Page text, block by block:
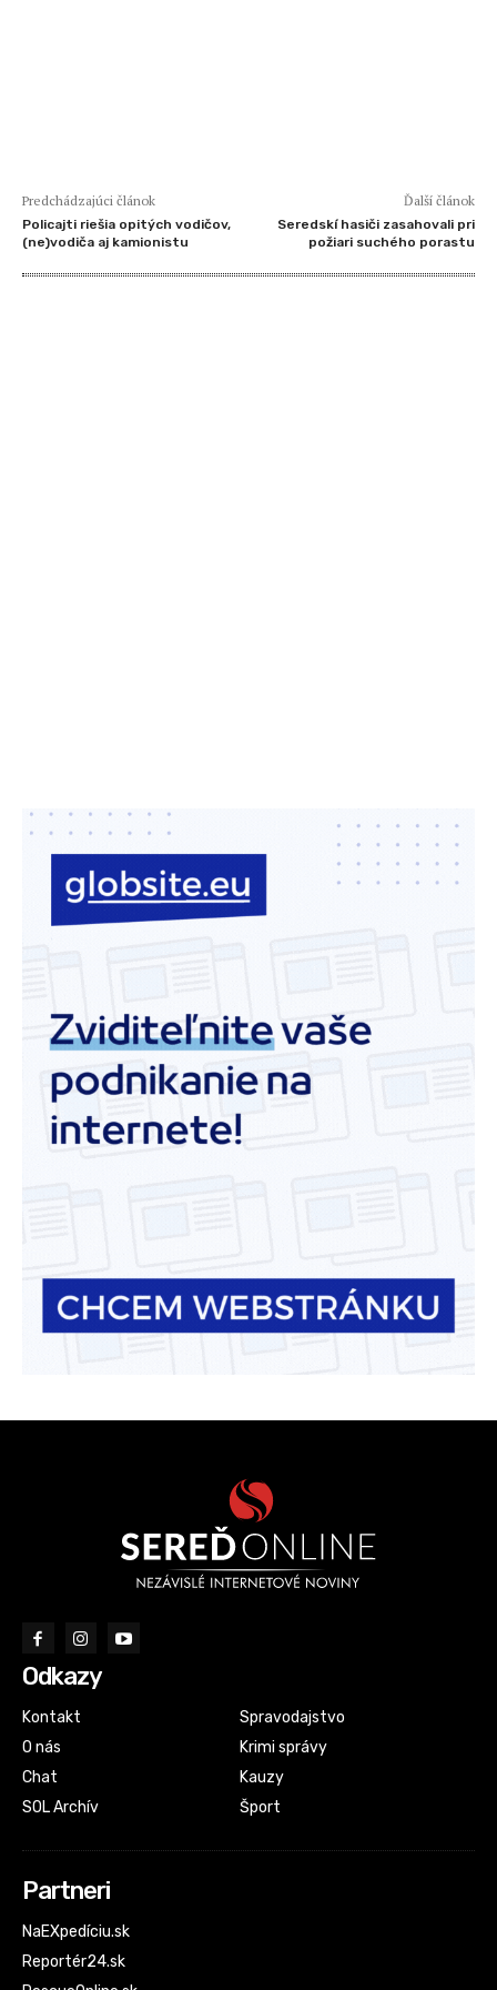
Predchádzajúci článok
Policajti riešia opitých vodičov,
(ne)vodiča aj kamionistu
Ďalší článok
Seredskí hasiči zasahovali pri
požiari suchého porastu
Odkazy
Kontakt
O nás
Chat
SOL Archív
Spravodajstvo
Krimi správy
Kauzy
Šport
Partneri
NaEXpedíciu.sk
Reportér24.sk